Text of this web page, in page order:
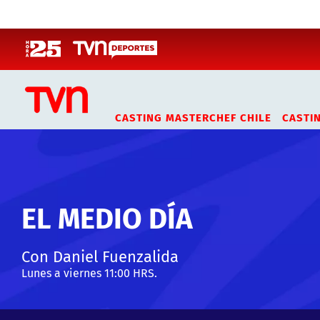
CASTING MASTERCHEF CHILE
EL MEDIO DÍA
Con Daniel Fuenzalida
Lunes a viernes 11:00 HRS.